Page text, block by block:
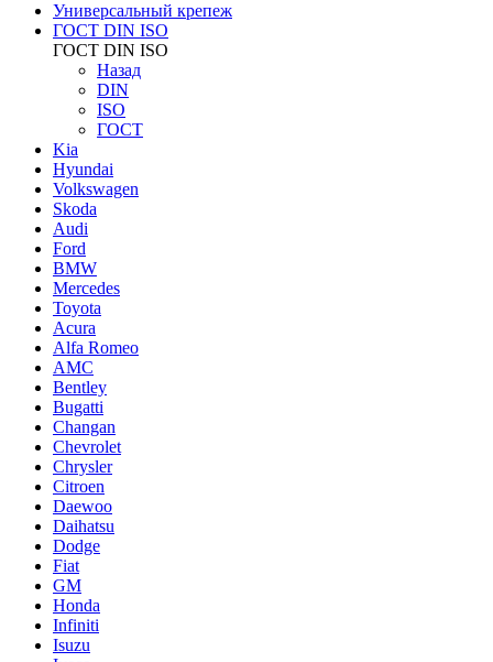
Универсальный крепеж
ГОСТ DIN ISO
ГОСТ DIN ISO
Назад
DIN
ISO
ГОСТ
Kia
Hyundai
Volkswagen
Skoda
Audi
Ford
BMW
Mercedes
Toyota
Acura
Alfa Romeo
AMC
Bentley
Bugatti
Changan
Chevrolet
Chrysler
Citroen
Daewoo
Daihatsu
Dodge
Fiat
GM
Honda
Infiniti
Isuzu